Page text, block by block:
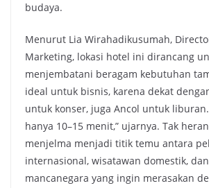
budaya.
Menurut Lia Wirahadikusumah,
Marketing, lokasi hotel ini dirancang
menjembatani beragam kebutuhan
ideal untuk bisnis, karena dekat dengan
untuk konser, juga Ancol untuk
hanya 10–15 menit,” ujarnya. Tak
menjelma menjadi titik temu antara
internasional, wisatawan domestik,
mancanegara yang ingin merasakan